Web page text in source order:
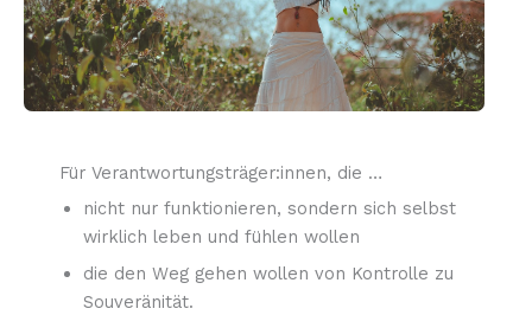
Für Verantwortungsträger:innen, die …
nicht nur funktionieren, sondern sich selbst
wirklich leben und fühlen wollen
die den Weg gehen wollen von Kontrolle zu
Souveränität.